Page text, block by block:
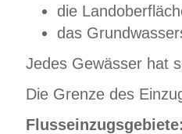
die
das
Jedes Gewässer hat
Die Grenze des